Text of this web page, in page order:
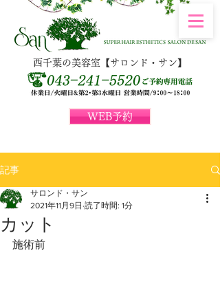
WEB予約
西千葉の美容室【サロンド・サン】
記事
カット
サロンド・サン
2021年11月9日 読了時間: 1分
施術前